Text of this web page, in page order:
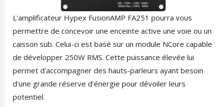
L'amplificateur Hypex FusionAMP FA251 pourra vous
permettre de concevoir une enceinte active une voie ou un
caisson sub. Celui-ci est basé sur un module NCore capable
de développer 250W RMS. Cette puissance élevée lui
permet d'accompagner des hauts-parleurs ayant besoin
d'une grande réserve d'énergie pour dévoiler leurs
potentiel.